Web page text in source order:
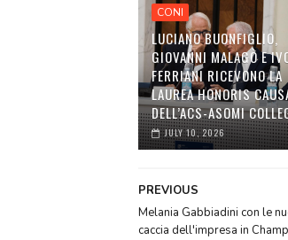
CONI
LUCIANO BUONFIGLIO,
GIOVANNI MALAGÒ E
FERRIANI RICEVONO LA
LAUREA HONORIS
DELL’ACS-ASOMI
JULY 10, 2026
PREVIOUS
Melania Gabbiadini con le
caccia dell'impresa in